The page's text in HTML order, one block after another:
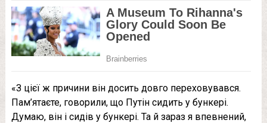
«З цієї ж причини він досить довго переховувався.
Пам’ятаєте, говорили, що Путін сидить у бункері.
Думаю, він і сидів у бункері. Та й зараз я впевнений,